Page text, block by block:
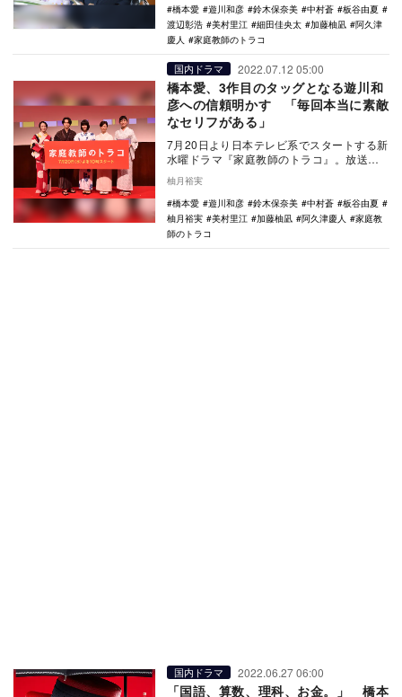
橋本愛 遊川和彦 鈴木保奈美 中村蒼
板谷由夏
渡辺彰浩
美村里江 細田佳央太 加藤柚凪
阿久津
慶人
家庭教師のトラコ
国内ドラマ 2022.07.12 05:00
橋本愛、3作目のタッグとなる遊川和
彦への信頼明かす 「毎回本当に素敵
なセリフがある」
7月20日より日本テレビ系でスタートする新
水曜ドラマ『家庭教師のトラコ』。放送を
前に、7月9日、日本テレビ社屋にて完成披
露試写会…
柚月裕実
橋本愛
遊川和彦 鈴木保奈美 中村蒼
板谷由夏
柚月裕実
美村里江 加藤柚凪 阿久津慶人
家庭教
師のトラコ
国内ドラマ 2022.06.27 06:00
「国語、算数、理科、お金。」 橋本